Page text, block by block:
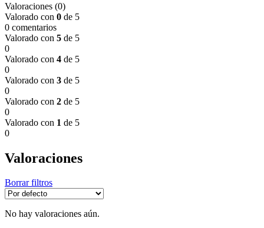
Valoraciones (0)
Valorado con 0 de 5
0 comentarios
Valorado con 5 de 5
0
Valorado con 4 de 5
0
Valorado con 3 de 5
0
Valorado con 2 de 5
0
Valorado con 1 de 5
0
Valoraciones
Borrar filtros
No hay valoraciones aún.